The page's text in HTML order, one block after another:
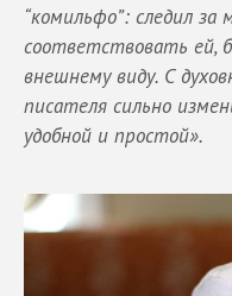
“комильфо”: следил за
соответствовать ей,
внешнему виду. С
писателя сильно
удобной и простой».